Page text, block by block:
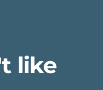
like